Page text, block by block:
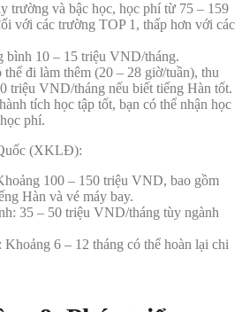
trường và bậc học, học phí từ 75 – 159
với các trường TOP 1, thấp hơn với các
bình 10 – 15 triệu VND/tháng.
đi làm thêm (20 – 28 giờ/tuần), thu
triệu VND/tháng nếu biết tiếng Hàn tốt.
tích học tập tốt, bạn có thể nhận học
phí.
(XKLĐ):
100 – 150 triệu VND, bao gồm
Hàn và vé máy bay.
35 – 50 triệu VND/tháng tùy ngành
6 – 12 tháng có thể hoàn lại chi